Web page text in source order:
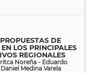
DE
LOS PRINCIPALES
REGIONALES
Noreña - Eduardo
Medina Varela